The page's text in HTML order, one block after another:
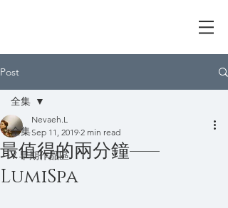
Post
全集
V 早期作品區
全集
最值得的兩分鐘——
LumiSpa
Nevaeh.L
Sep 11, 2019 2 min read